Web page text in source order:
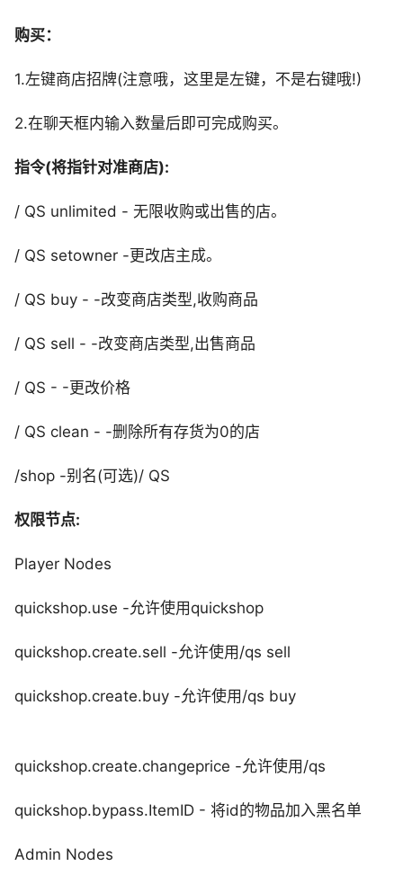
购买：
1.左键商店招牌(注意哦，这里是左键，不是右键哦!)
2.在聊天框内输入数量后即可完成购买。
指令(将指针对准商店):
/ QS unlimited - 无限收购或出售的店。
/ QS setowner -更改店主成。
/ QS buy - -改变商店类型,收购商品
/ QS sell - -改变商店类型,出售商品
/ QS - -更改价格
/ QS clean - -删除所有存货为0的店
/shop -别名(可选)/ QS
权限节点:
Player Nodes
quickshop.use -允许使用quickshop
quickshop.create.sell -允许使用/qs sell
quickshop.create.buy -允许使用/qs buy
quickshop.create.changeprice -允许使用/qs
quickshop.bypass.ItemID - 将id的物品加入黑名单
Admin Nodes